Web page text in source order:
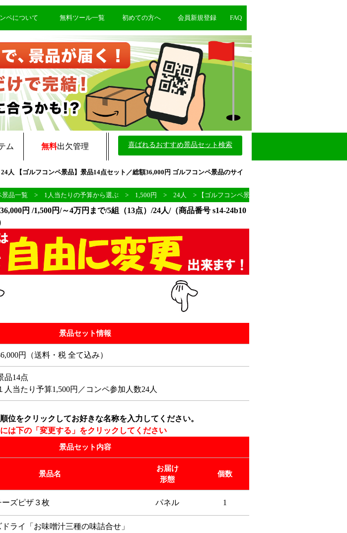
ペについて 無料ツール一覧 初めての方へ 会員新規登録 FAQ
ム 無料出欠管理 喜ばれるおすすめ景品セット検索
人 【ゴルフコンペ景品】景品14点セット／総額36,000円 ゴルフコンペ景品のサイ
景品一覧 > 1人当たりの予算から選ぶ > 1,500円 > 24人 > 【ゴルフコンペ景品】景品14点セット／総額
円 /1,500円/～4万円まで/5組（13点）/24人/（商品番号 s14-24b10
景品セット情報
円（送料・税 全て込み）
品14点
人当たり予算1,500円／コンペ参加人数24人
位をクリックしてお好きな名称を入力してください。
は下の「変更する」をクリックしてください
景品セット内容
景品名
お届け
形態
個数
ズピザ３枚 パネル 1
ライ「お味噌汁三種の味詰合せ」